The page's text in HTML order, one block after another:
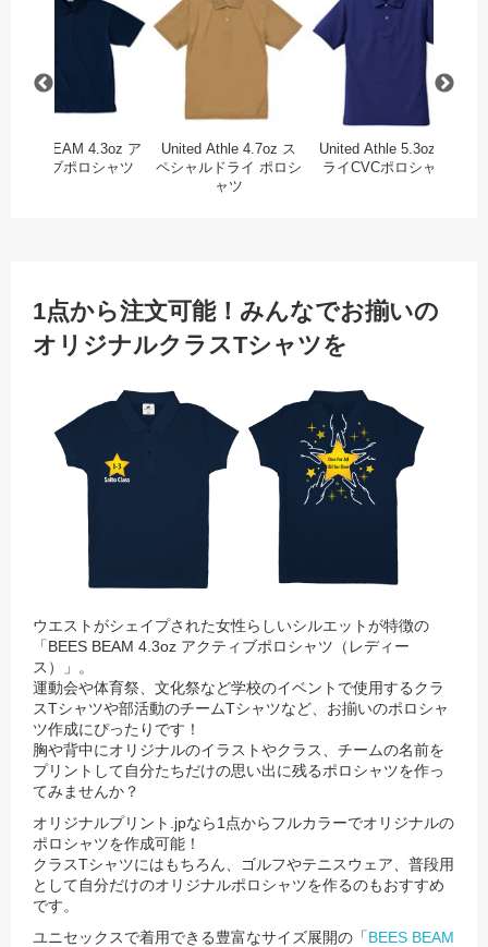
BEES BEAM 4.3oz ア
クティブポロシャツ
United Athle 4.7oz ス
ペシャルドライ ポロシ
ャツ
United Athle 5.3oz ド
ライCVCポロシャツ
1点から注文可能！みんなでお揃いの
オリジナルクラスTシャツを
ウエストがシェイプされた女性らしいシルエットが特徴の
「BEES BEAM 4.3oz アクティブポロシャツ（レディー
ス）」。
運動会や体育祭、文化祭など学校のイベントで使用するクラ
スTシャツや部活動のチームTシャツなど、お揃いのポロシャ
ツ作成にぴったりです！
胸や背中にオリジナルのイラストやクラス、チームの名前を
プリントして自分たちだけの思い出に残るポロシャツを作っ
てみませんか？
オリジナルプリント.jpなら1点からフルカラーでオリジナルの
ポロシャツを作成可能！
クラスTシャツにはもちろん、ゴルフやテニスウェア、普段用
として自分だけのオリジナルポロシャツを作るのもおすすめ
です。
ユニセックスで着用できる豊富なサイズ展開の「BEES BEAM